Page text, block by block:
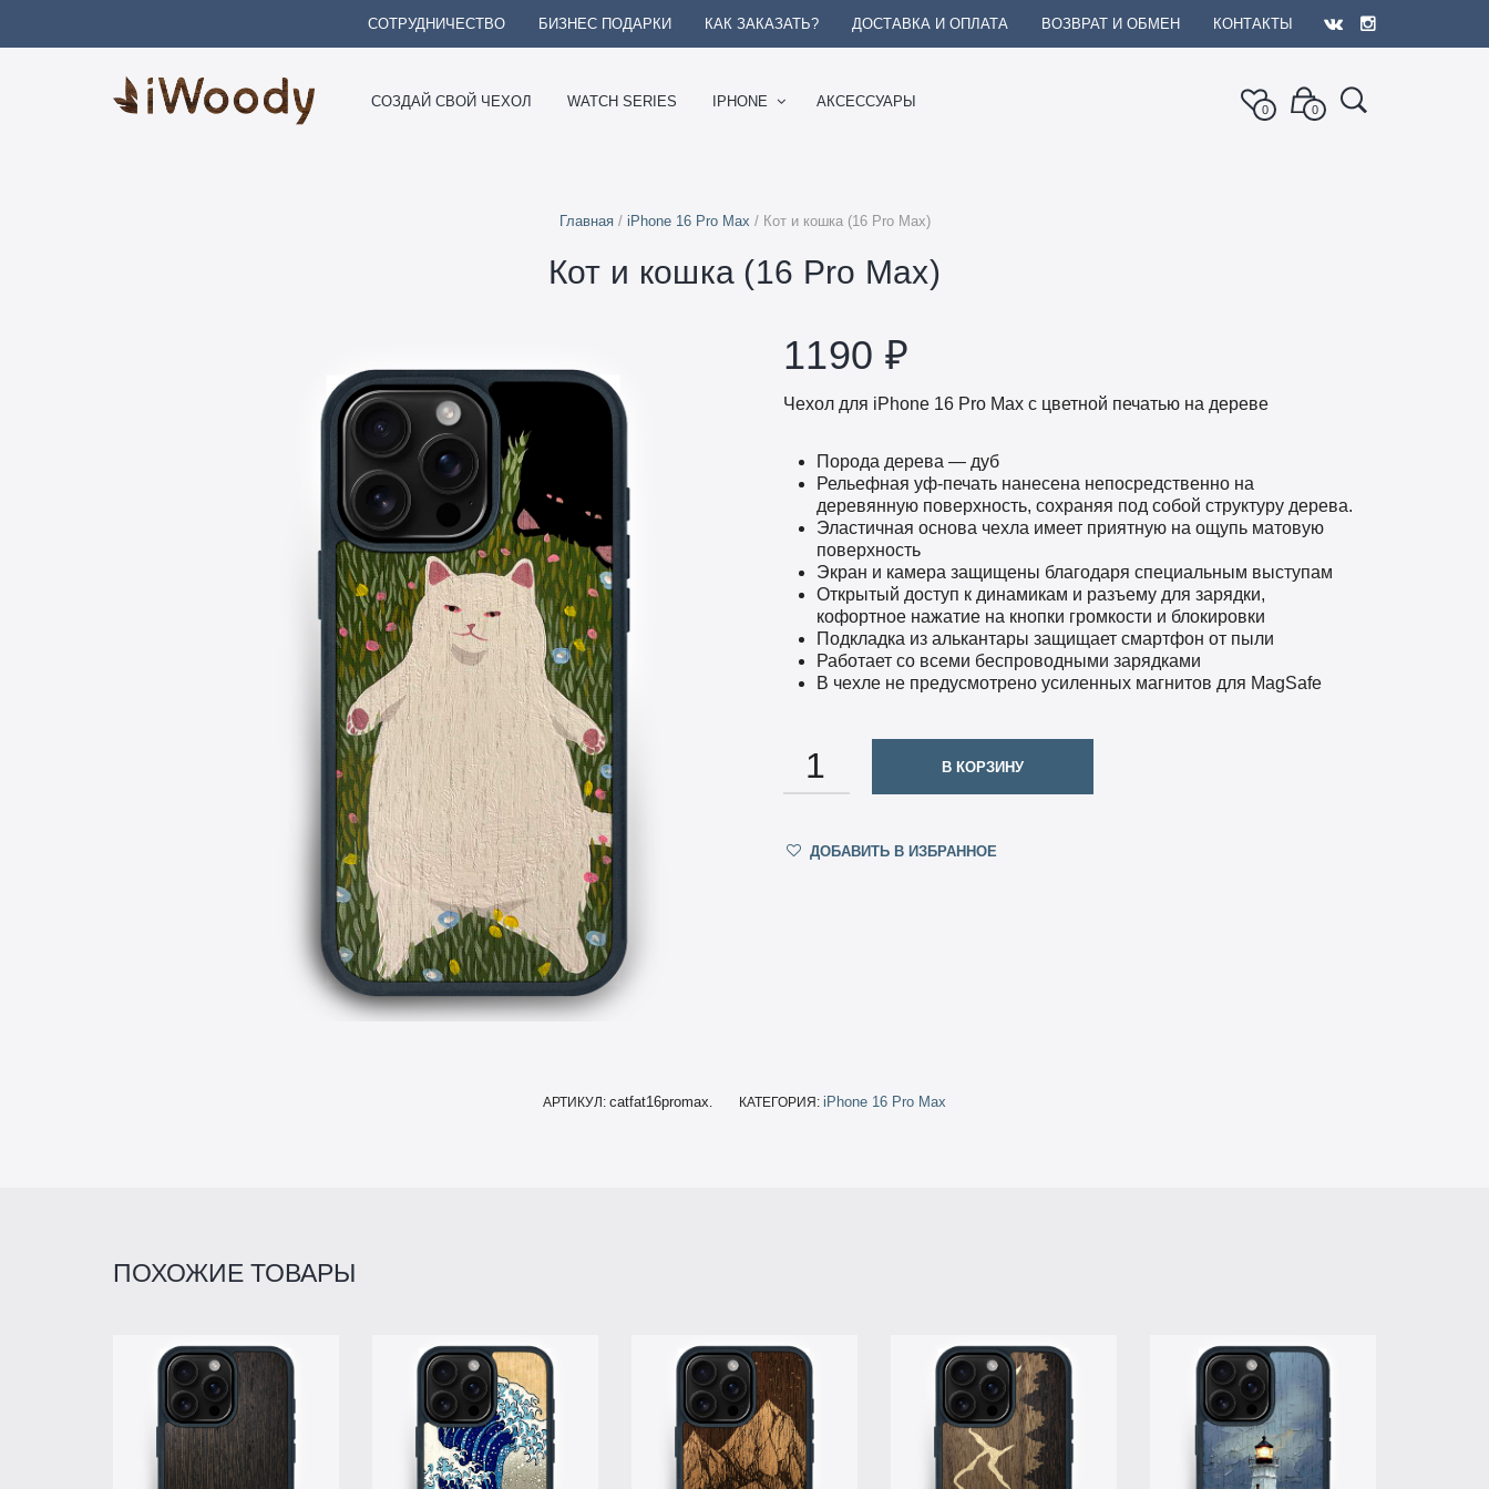
СОТРУДНИЧЕСТВО БИЗНЕС ПОДАРКИ КАК ЗАКАЗАТЬ? ДОСТАВКА И ОПЛАТА ВОЗВРАТ И ОБМЕН КОНТАКТЫ
СОЗДАЙ СВОЙ ЧЕХОЛ WATCH SERIES IPHONE АКСЕССУАРЫ 0 0
Главная/ iPhone 16 Pro Max / Кот и кошка (16 Pro Max)
Кот и кошка (16 Pro Max)
1190 ₽
Чехол для iPhone 16 Pro Max с цветной печатью на дереве
Порода дерева — дуб
Рельефная уф-печать нанесена непосредственно на
деревянную поверхность, сохраняя под собой структуру дерева.
Эластичная основа чехла имеет приятную на ощупь матовую
поверхность
Экран и камера защищены благодаря специальным выступам
Открытый доступ к динамикам и разъему для зарядки,
кофортное нажатие на кнопки громкости и блокировки
Подкладка из алькантары защищает смартфон от пыли
Работает со всеми беспроводными зарядками
В чехле не предусмотрено усиленных магнитов для MagSafe
КОЛИЧЕСТВО
В КОРЗИНУ
ДОБАВИТЬ В ИЗБРАННОЕ
АРТИКУЛ: catfat16promax. КАТЕГОРИЯ: iPhone 16 Pro Max
ПОХОЖИЕ ТОВАРЫ